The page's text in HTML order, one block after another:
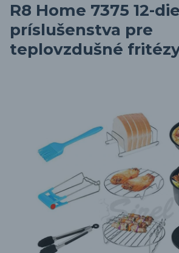
R8 Home 7375 12-
príslušenstva pre
teplovzdušné